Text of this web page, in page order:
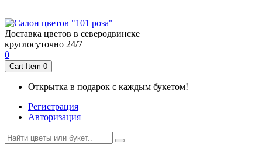
Доставка цветов в северодвинске
круглосуточно 24/7
0
Cart Item 0
Открытка в подарок с каждым букетом!
Регистрация
Авторизация